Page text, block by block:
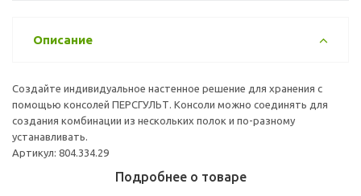
Описание
Создайте индивидуальное настенное решение для хранения с
помощью консолей ПЕРСГУЛЬТ. Консоли можно соединять для
создания комбинации из нескольких полок и по-разному
устанавливать.
Артикул: 804.334.29
Подробнее о товаре